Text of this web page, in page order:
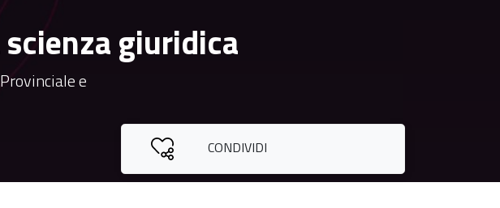
giuridica
e
CONDIVIDI